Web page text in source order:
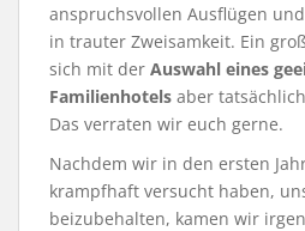
anspruchsvollen Ausflügen
in trauter Zweisamkeit. Ein
sich mit der Auswahl eines
Familienhotels aber
Das verraten wir euch gerne.
Nachdem wir in den ersten
krampfhaft versucht haben,
beizubehalten, kamen wir